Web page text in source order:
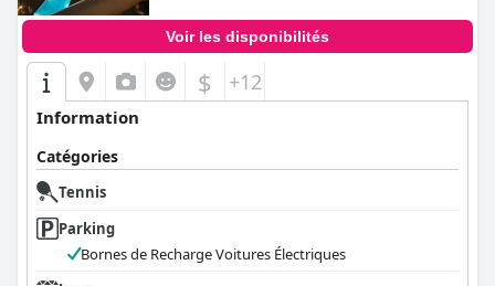
Voir les disponibilités
$ +12
Information
Catégories
Tennis
Parking
Bornes de Recharge Voitures Électriques